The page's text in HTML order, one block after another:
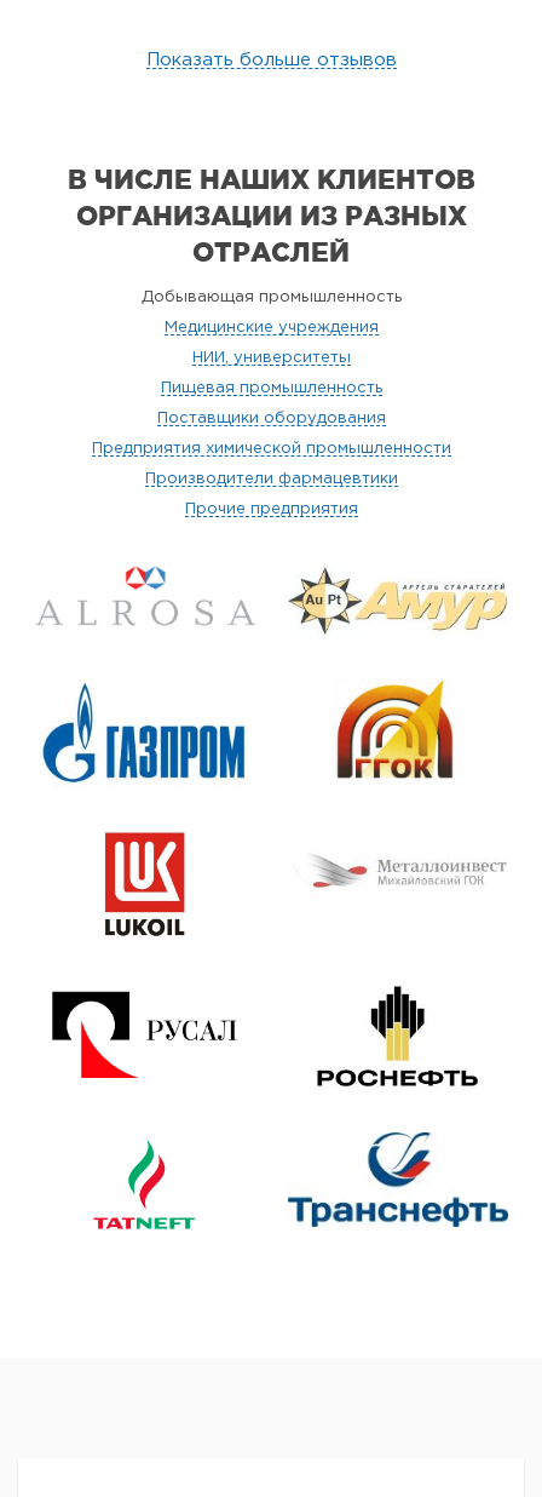
Показать больше отзывов
В ЧИСЛЕ НАШИХ КЛИЕНТОВ
ОРГАНИЗАЦИИ ИЗ РАЗНЫХ
ОТРАСЛЕЙ
Добывающая промышленность
Медицинские учреждения
НИИ, университеты
Пищевая промышленность
Поставщики оборудования
Предприятия химической промышленности
Производители фармацевтики
Прочие предприятия